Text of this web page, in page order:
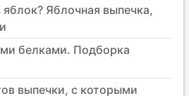
яблок? Яблочная выпечка,
белками. Подборка
выпечки, с которыми